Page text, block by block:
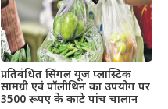
प्रतिबंधित सिंगल यूज प्लास्टिक
सामग्री एवं पॉलीथिन का उपयोग पर
3500 रूपए के काटे पांच चालान